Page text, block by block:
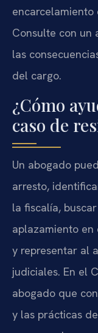
encarcelamiento
Consulte con un
las
del cargo.
¿Cómo
caso de
Un abogado
arresto,
la fiscalía,
aplazamiento en
y representar al
judiciales. En el
abogado que
y las prácticas